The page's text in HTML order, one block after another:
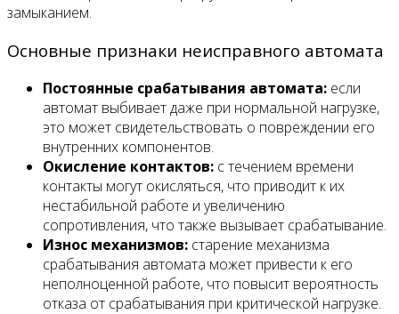
замыканием.
Основные признаки неисправного автомата
Постоянные срабатывания автомата: если
автомат выбивает даже при нормальной нагрузке,
это может свидетельствовать о повреждении его
внутренних компонентов.
Окисление контактов: с течением времени
контакты могут окисляться, что приводит к их
нестабильной работе и увеличению
сопротивления, что также вызывает срабатывание.
Износ механизмов: старение механизма
срабатывания автомата может привести к его
неполноценной работе, что повысит вероятность
отказа от срабатывания при критической нагрузке.